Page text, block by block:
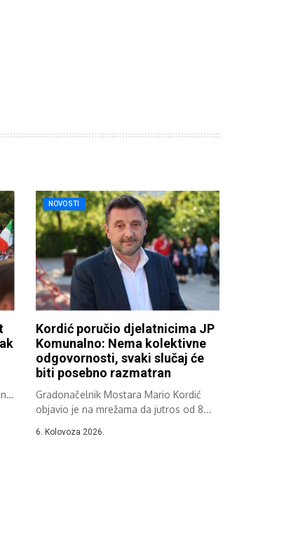
NOVOSTI
Kordić poručio djelatnicima JP
Komunalno: Nema kolektivne
odgovornosti, svaki slučaj će
biti posebno razmatran
Gradonačelnik Mostara Mario Kordić
objavio je na mrežama da jutros od 8...
6. Kolovoza 2026.